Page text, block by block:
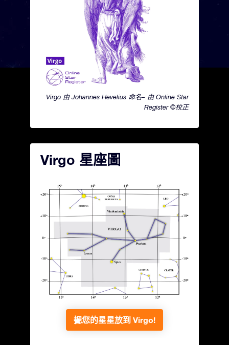
Virgo 由 Johannes Hevelius 命名– 由 Online Star
Register ©校正
Virgo 星座圖
把您的星星放到 Virgo!